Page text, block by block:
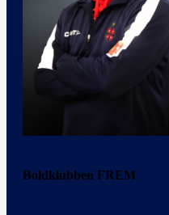
Boldklubben FREM